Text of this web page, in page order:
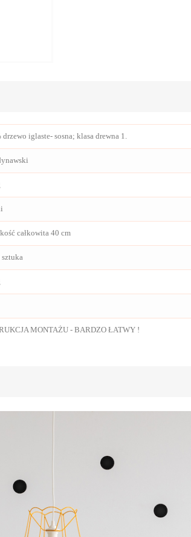
drzewo iglaste- sosna; klasa drewna 1.
całkowita 40 cm
MONTAŻU - BARDZO ŁATWY !